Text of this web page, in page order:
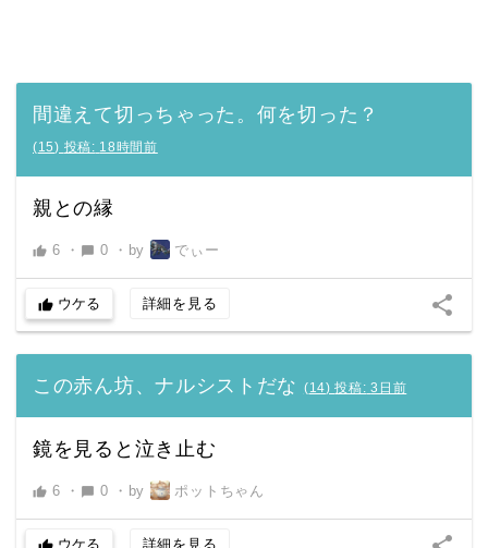
間違えて切っちゃった。何を切った？
(15) 投稿: 18時間前
親との縁
thumb_up 6 ・ chat_bubble 0 ・ by でぃー
thumb_up ウケる 詳細を見る share
この赤ん坊、ナルシストだな (14)投稿: 3日前
鏡を見ると泣き止む
thumb_up 6 ・ chat_bubble 0 ・ by ポットちゃん
ウケる 詳細を見る